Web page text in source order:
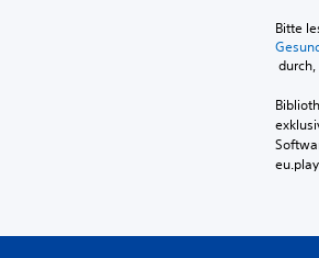
Bitte